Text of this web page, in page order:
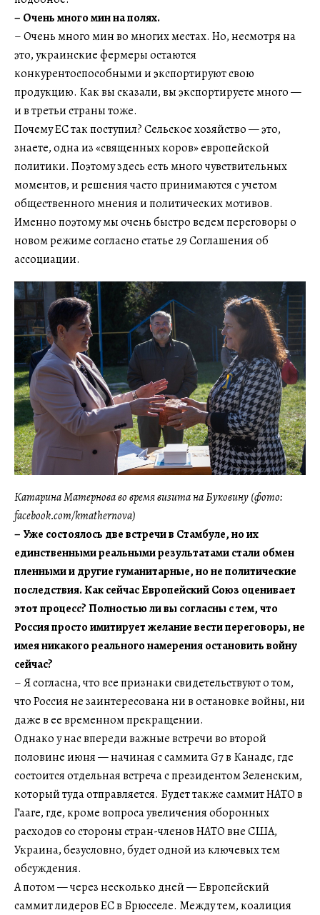
– Очень много мин на полях.
– Очень много мин во многих местах. Но, несмотря на
это, украинские фермеры остаются
конкурентоспособными и экспортируют свою
продукцию. Как вы сказали, вы экспортируете много —
и в третьи страны тоже.
Почему ЕС так поступил? Сельское хозяйство — это,
знаете, одна из «священных коров» европейской
политики. Поэтому здесь есть много чувствительных
моментов, и решения часто принимаются с учетом
общественного мнения и политических мотивов.
Именно поэтому мы очень быстро ведем переговоры о
новом режиме согласно статье 29 Соглашения об
ассоциации.
Катарина Матернова во время визита на Буковину (фото:
facebook.com/kmathernova)
– Уже состоялось две встречи в Стамбуле, но их
единственными реальными результатами стали обмен
пленными и другие гуманитарные, но не политические
последствия. Как сейчас Европейский Союз оценивает
этот процесс? Полностью ли вы согласны с тем, что
Россия просто имитирует желание вести переговоры, не
имея никакого реального намерения остановить войну
сейчас?
– Я согласна, что все признаки свидетельствуют о том,
что Россия не заинтересована ни в остановке войны, ни
даже в ее временном прекращении.
Однако у нас впереди важные встречи во второй
половине июня — начиная с саммита G7 в Канаде, где
состоится отдельная встреча с президентом Зеленским,
который туда отправляется. Будет также саммит НАТО в
Гааге, где, кроме вопроса увеличения оборонных
расходов со стороны стран-членов НАТО вне США,
Украина, безусловно, будет одной из ключевых тем
обсуждения.
А потом — через несколько дней — Европейский
саммит лидеров ЕС в Брюсселе. Между тем, коалиция